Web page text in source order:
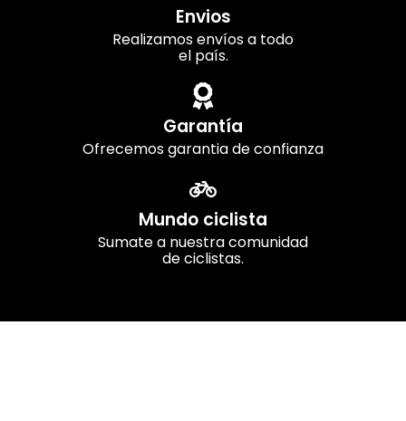
Envios
Realizamos envíos a todo
el país.
Garantía
Ofrecemos garantia de confianza
Mundo ciclista
Sumate a nuestra comunidad
de ciclistas.